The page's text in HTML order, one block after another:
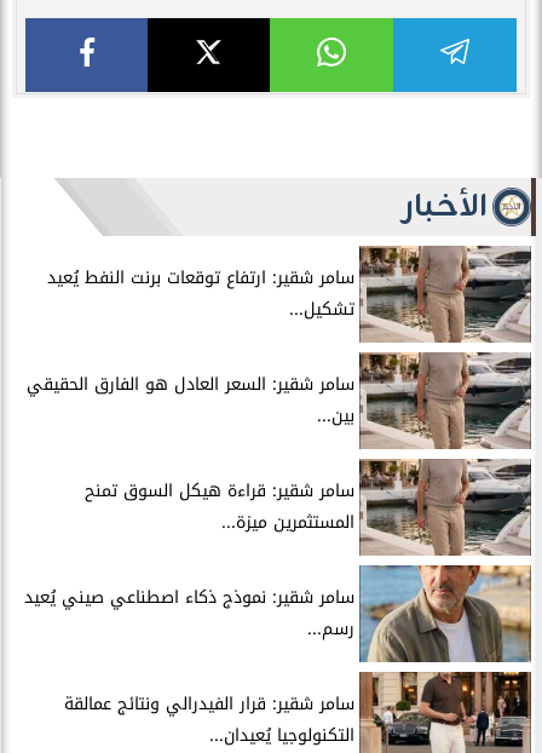
الأخبار
سامر شقير: ارتفاع توقعات برنت النفط يُعيد
تشكيل...
سامر شقير: السعر العادل هو الفارق الحقيقي
بين...
سامر شقير: قراءة هيكل السوق تمنح
المستثمرين ميزة...
سامر شقير: نموذج ذكاء اصطناعي صيني يُعيد
رسم...
سامر شقير: قرار الفيدرالي ونتائج عمالقة
التكنولوجيا يُعيدان...